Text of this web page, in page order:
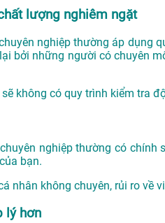
lượng nghiêm ngặt
nghiệp thường áp dụng
bởi những người có chuyên
không có quy trình kiểm tra
nghiệp thường có
bạn.
nhân không chuyên, rủi ro về
lý hơn